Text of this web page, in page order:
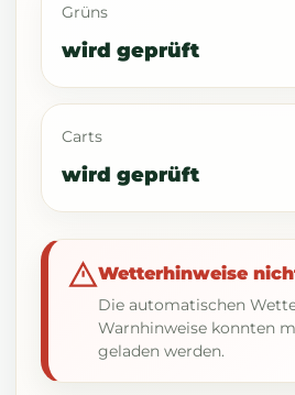
Grüns
wird geprüft
Carts
wird geprüft
Wetterhinweise
Die automatischen
Warnhinweise konnten
geladen werden.